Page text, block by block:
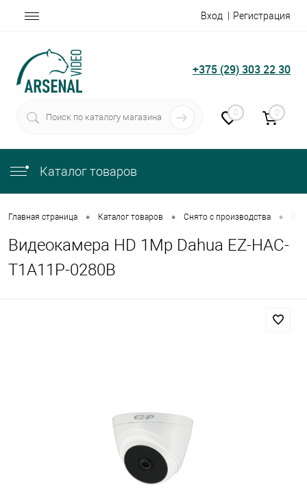
Вход Регистрация
+375 (29) 303 22 30
0 0
Каталог товаров
Главная страница • Каталог товаров • Снято с производства •
Видеокамера HD 1Mp Dahua EZ-HAC-
T1A11P-0280B